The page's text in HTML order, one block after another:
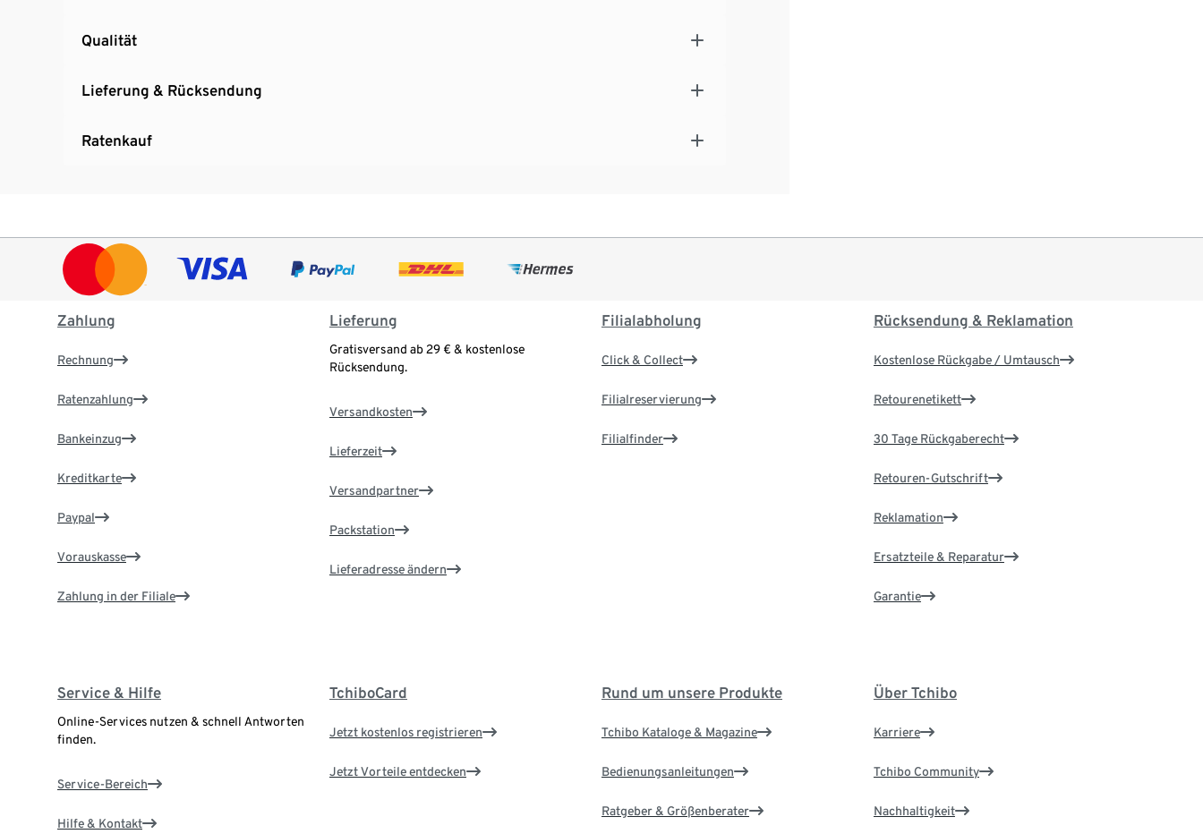
Qualität
Lieferung & Rücksendung
Ratenkauf
Zahlung
Rechnung
Ratenzahlung
Bankeinzug
Kreditkarte
Paypal
Vorauskasse
Zahlung in der Filiale
Lieferung
Gratisversand ab 29 € & kostenlose
Rücksendung.
Versandkosten
Lieferzeit
Versandpartner
Packstation
Lieferadresse ändern
Filialabholung
Click & Collect
Filialreservierung
Filialfinder
Rücksendung & Reklamation
Kostenlose Rückgabe / Umtausch
Retourenetikett
30 Tage Rückgaberecht
Retouren-Gutschrift
Reklamation
Ersatzteile & Reparatur
Garantie
Service & Hilfe
Online-Services nutzen & schnell Antworten
finden.
Service-Bereich
Hilfe & Kontakt
TchiboCard
Jetzt kostenlos registrieren
Jetzt Vorteile entdecken
Rund um unsere Produkte
Tchibo Kataloge & Magazine
Bedienungsanleitungen
Ratgeber & Größenberater
Über Tchibo
Karriere
Tchibo Community
Nachhaltigkeit